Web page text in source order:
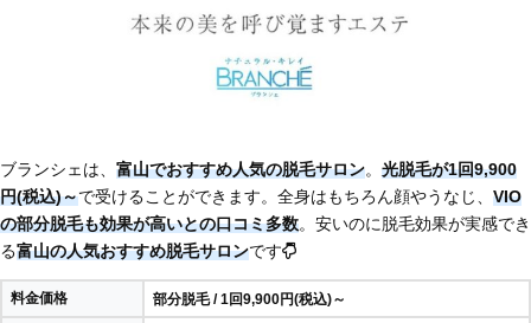
ブランシェは、 富山でおすすめ人気の脱毛サロン。 光脱毛が1回9,900
円(税込)～で受けることができます。全身はもちろん顔やうなじ、 VIO
の部分脱毛も効果が高いとの口コミ多数。安いのに脱毛効果が実感でき
る富山の人気おすすめ脱毛サロンです
料金価格 部分脱毛 / 1回9,900円(税込)～